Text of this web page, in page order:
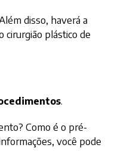
disso, haverá a
cirurgião plástico de
.
Como é o pré-
você pode